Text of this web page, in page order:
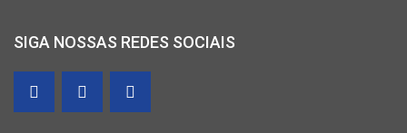
SIGA NOSSAS REDES SOCIAIS